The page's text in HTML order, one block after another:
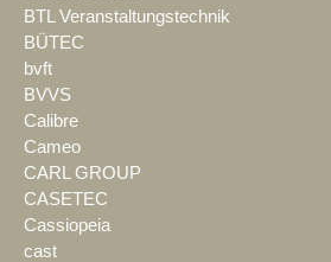
BTL Veranstaltungstechnik
BÜTEC
bvft
BVVS
Calibre
Cameo
CARL GROUP
CASETEC
Cassiopeia
cast